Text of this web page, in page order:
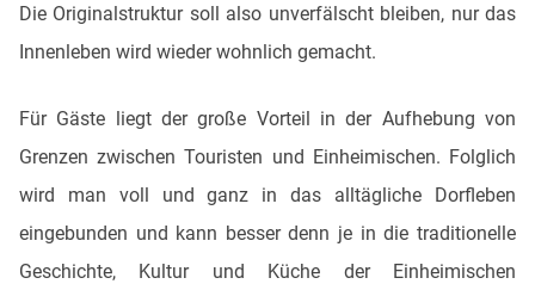
Die Originalstruktur soll also unverfälscht bleiben, nur das
Innenleben wird wieder wohnlich gemacht.
Für Gäste liegt der große Vorteil in der Aufhebung von
Grenzen zwischen Touristen und Einheimischen. Folglich
wird man voll und ganz in das alltägliche Dorfleben
eingebunden und kann besser denn je in die traditionelle
Geschichte, Kultur und Küche der Einheimischen